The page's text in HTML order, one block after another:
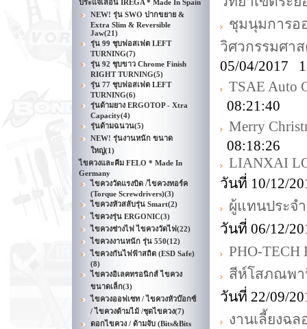
ประแจเลื่อน IREGA * Made In Spain
NEW! รุ่น SWO ปากขยาย &
Extra Slim & Reversible
Jaw(21)
รุ่น 99 ชุบฟอสเฟต LEFT
TURNING(7)
รุ่น 92 ชุบขาว Chrome Finish
RIGHT TURNING(5)
รุ่น 77 ชุบฟอสเฟต LEFT
TURNING(6)
รุ่นด้ามยาง ERGOTOP - Xtra
Capacity(4)
รุ่นด้ามฉนวน(5)
NEW! รุ่นงานหนัก ขนาด
ใหญ่(1)
ไขควงและคีม FELO * Made In
Germany
ไขควงวัดแรงบิด /ไขควงทอร์ค
(Torque Screwdrivers)(3)
ไขควงหัวสลับรุ่น Smart(2)
ไขควงรุ่น ERGONIC(3)
ไขควงช่างไฟ ไขควงวัดไฟ(22)
ไขควงงานหนัก รุ่น 550(12)
ไขควงกันไฟฟ้าสถิต (ESD Safe)
(8)
ไขควงอิเลคทรอนิกส์ ไขควง
ขนาดเล็ก(3)
ไขควงออฟเซท / ไขควงหัวบ๊อกซ์
/ ไขควงด้ามไม้ /ชุดไขควง(7)
ดอกไขควง / ด้ามจับ (Bits&Bits
ชุมนุมการอ
วิศวกรรมศา
05/04/2017
TSAE Auto
08:21:40
Merry
08:18:26
LIANXAI
วันที่ 10/12/
ผู้แทนประจ
วันที่ 06/12/
PHO-TECH
สีห์โสภณพา
วันที่ 22/09/
งานเลี้ยงฉ